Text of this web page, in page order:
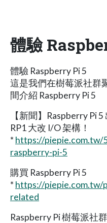
體驗
體驗 Raspberry Pi 5
這是我們在樹莓派社群
間介紹 Raspberry Pi 5
【新聞】Raspberry Pi
RP1 大改 I/O 架構！
* https://
raspberry-pi-5
購買 Raspberry Pi 5
* https://piepie.com.tw/
related
Raspberry Pi 樹莓派社